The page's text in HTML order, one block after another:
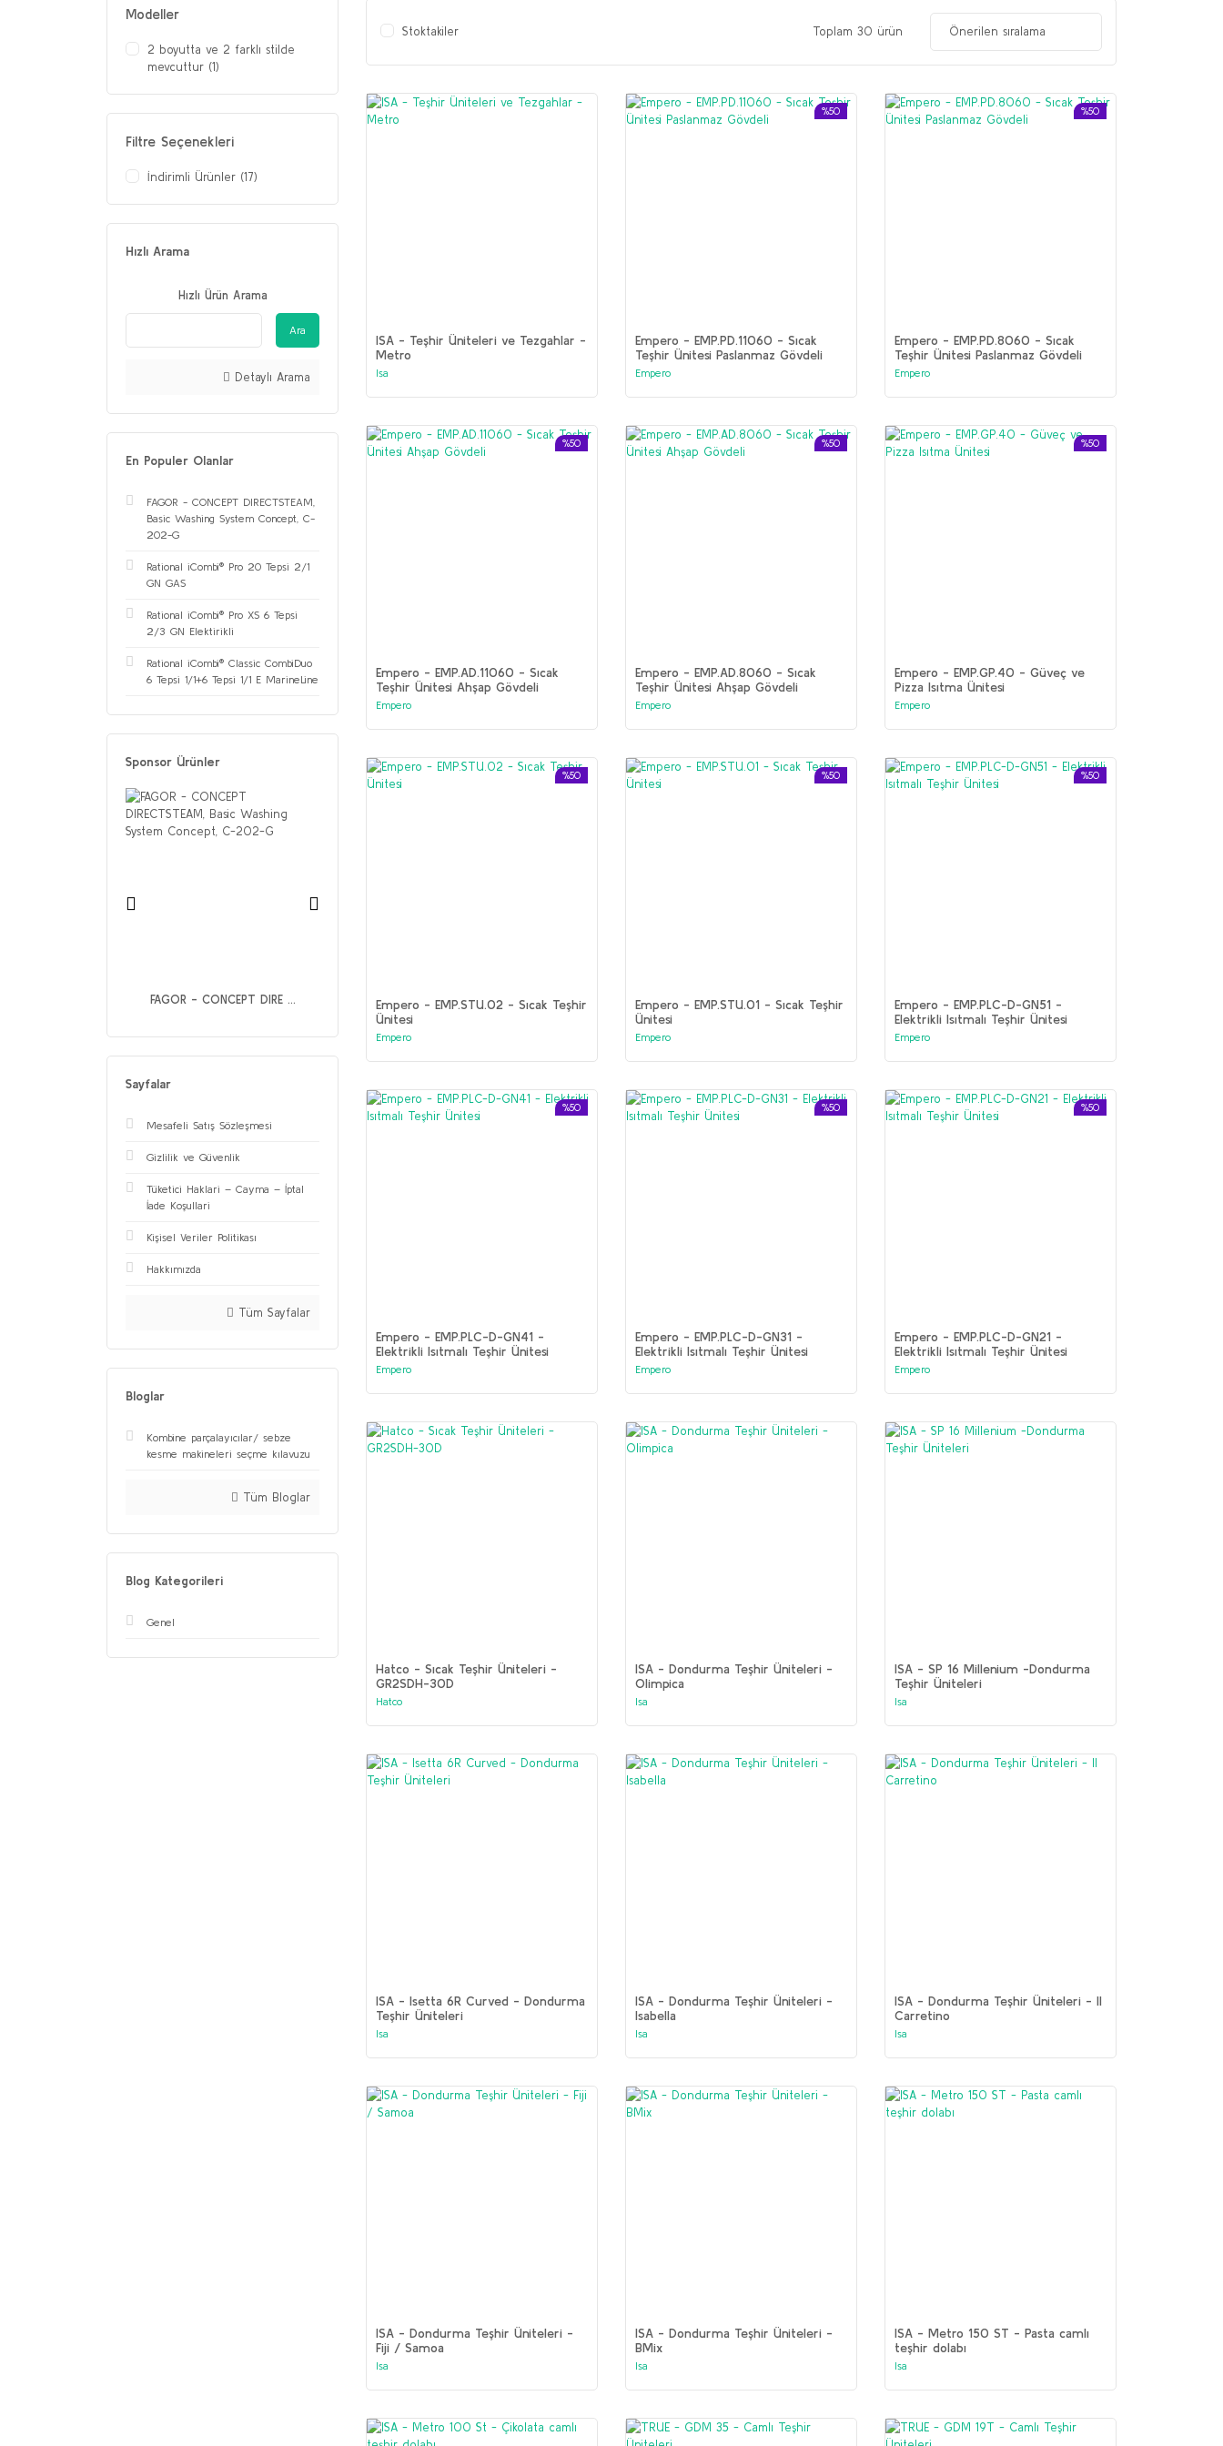
Modeller
2 boyutta ve 2 farklı stilde
mevcuttur (1)
Filtre Seçenekleri
İndirimli Ürünler (17)
Hızlı Arama
Hızlı Ürün Arama
Ara
Detaylı Arama
En Populer Olanlar
FAGOR - CONCEPT DIRECTSTEAM,
Basic Washing System Concept, C-
202-G
Rational iCombi® Pro 20 Tepsi 2/1
GN GAS
Rational iCombi® Pro XS 6 Tepsi
2/3 GN Elektirikli
Rational iCombi® Classic CombiDuo
6 Tepsi 1/1+6 Tepsi 1/1 E MarineLine
Sponsor Ürünler
FAGOR - CONCEPT DIRE ...
Sayfalar
Mesafeli Satış Sözleşmesi
Gizlilik ve Güvenlik
Tüketici Haklari – Cayma – İptal
İade Koşullari
Kişisel Veriler Politikası
Hakkımızda
Tüm Sayfalar
Bloglar
Kombine parçalayıcılar/ sebze
kesme makineleri seçme kılavuzu
Tüm Bloglar
Blog Kategorileri
Genel
Stoktakiler Toplam 30 ürün
ISA - Teşhir Üniteleri ve Tezgahlar -
Metro
Isa
%50
Empero - EMP.PD.11060 - Sıcak
Teşhir Ünitesi Paslanmaz Gövdeli
Empero
%50
Empero - EMP.PD.8060 - Sıcak
Teşhir Ünitesi Paslanmaz Gövdeli
Empero
%50
Empero - EMP.AD.11060 - Sıcak
Teşhir Ünitesi Ahşap Gövdeli
Empero
%50
Empero - EMP.AD.8060 - Sıcak
Teşhir Ünitesi Ahşap Gövdeli
Empero
%50
Empero - EMP.GP.40 - Güveç ve
Pizza Isıtma Ünitesi
Empero
%50
Empero - EMP.STU.02 - Sıcak Teşhir
Ünitesi
Empero
%50
Empero - EMP.STU.01 - Sıcak Teşhir
Ünitesi
Empero
%50
Empero - EMP.PLC-D-GN51 -
Elektrikli Isıtmalı Teşhir Ünitesi
Empero
%50
Empero - EMP.PLC-D-GN41 -
Elektrikli Isıtmalı Teşhir Ünitesi
Empero
%50
Empero - EMP.PLC-D-GN31 -
Elektrikli Isıtmalı Teşhir Ünitesi
Empero
%50
Empero - EMP.PLC-D-GN21 -
Elektrikli Isıtmalı Teşhir Ünitesi
Empero
Hatco - Sıcak Teşhir Üniteleri -
GR2SDH-30D
Hatco
ISA - Dondurma Teşhir Üniteleri -
Olimpica
Isa
ISA - SP 16 Millenium -Dondurma
Teşhir Üniteleri
Isa
ISA - Isetta 6R Curved - Dondurma
Teşhir Üniteleri
Isa
ISA - Dondurma Teşhir Üniteleri -
Isabella
Isa
ISA - Dondurma Teşhir Üniteleri - Il
Carretino
Isa
ISA - Dondurma Teşhir Üniteleri -
Fiji / Samoa
Isa
ISA - Dondurma Teşhir Üniteleri -
BMix
Isa
ISA - Metro 150 ST - Pasta camlı
teşhir dolabı
Isa